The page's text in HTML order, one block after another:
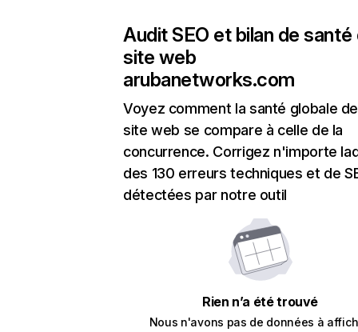
Audit SEO et bilan de santé
site web
arubanetworks.com
Voyez comment la santé globale
site web se compare à celle de la
concurrence. Corrigez n'importe
des 130 erreurs techniques et de
détectées par notre outil
Rien n’a été trouvé
Nous n'avons pas de données à